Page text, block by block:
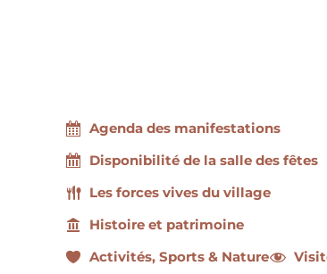
Agenda des manifestations
Disponibilité de la salle des fêtes
Les forces vives du village
Histoire et patrimoine
Activités, Sports & Nature